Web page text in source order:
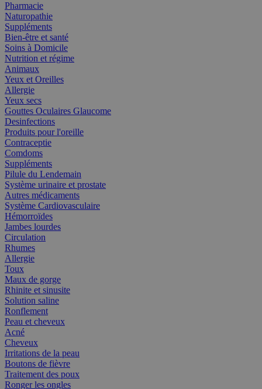
Pharmacie
Naturopathie
Suppléments
Bien-être et santé
Soins à Domicile
Nutrition et régime
Animaux
Yeux et Oreilles
Allergie
Yeux secs
Gouttes Oculaires Glaucome
Desinfections
Produits pour l'oreille
Contraceptie
Comdoms
Suppléments
Pilule du Lendemain
Système urinaire et prostate
Autres médicaments
Système Cardiovasculaire
Hémorroïdes
Jambes lourdes
Circulation
Rhumes
Allergie
Toux
Maux de gorge
Rhinite et sinusite
Solution saline
Ronflement
Peau et cheveux
Acné
Cheveux
Irritations de la peau
Boutons de fièvre
Traitement des poux
Ronger les ongles